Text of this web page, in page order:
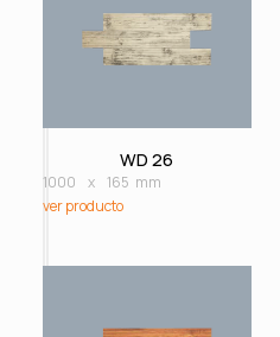
WD 26
1000 x 165 mm
ver producto